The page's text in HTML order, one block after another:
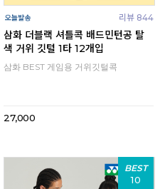
리뷰 844
삼화 더블랙 셔틀콕 배드민턴공 탈
색 거위 깃털 1타 12개입
삼화 BEST 게임용 거위깃털콕
27,000
BEST
10